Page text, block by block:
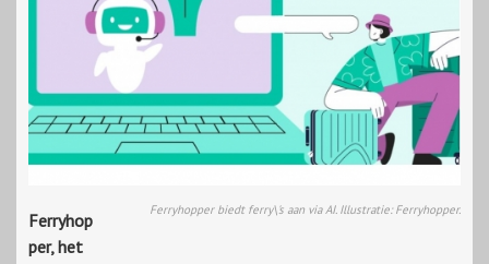
Ferryhopper biedt ferry\'s aan via AI. Illustratie: Ferryhopper.
Ferryhop
per, het